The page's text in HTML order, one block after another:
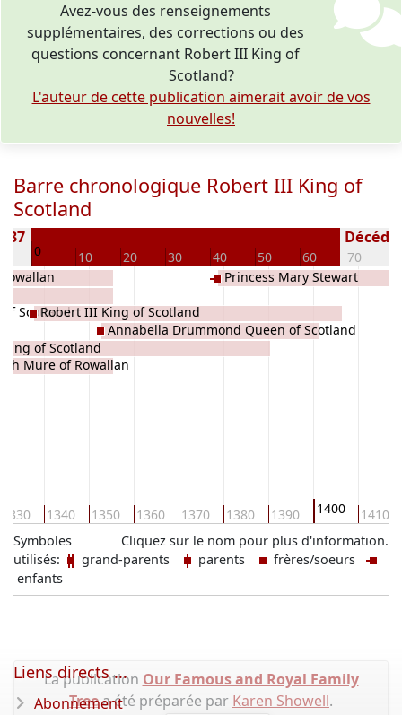
Avez-vous des renseignements
supplémentaires, des corrections ou des
questions concernant Robert III King of
Scotland?
L'auteur de cette publication aimerait avoir de vos
nouvelles!
Barre chronologique Robert III King of
Scotland
0 10 20 30 40 50 60 70
1330 1340 1350 1360 1370 1380 1390 1400 1410
Scotland
of Scotland
Mure of Rowallan
Robert III King of Scotland
Annabella Drummond Queen of Scotland
Princess Mary Stewart
Cliquez sur le nom pour plus d'information.
Symboles
utilisés:
grand-parents parents
frères/soeurs
enfants
La publication Our Famous and Royal Family
Treea été préparée par Karen Showell.
Liens directs ...
Abonnement